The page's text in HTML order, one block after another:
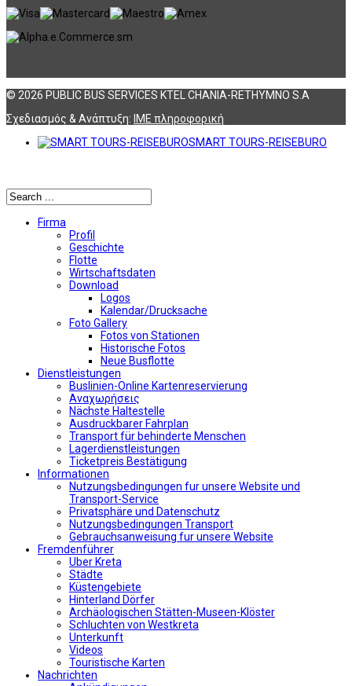
© 2026 PUBLIC BUS SERVICES KTEL CHANIA-RETHYMNO S.A
Σχεδιασμός & Ανάπτυξη: ΙΜΕ πληροφορική
SMART TOURS-REISEBURO
Firma
Profil
Geschichte
Flotte
Wirtschaftsdaten
Download
Logos
Kalendar/Drucksache
Foto Gallery
Fotos von Stationen
Historische Fotos
Neue Busflotte
Dienstleistungen
Buslinien-Online Kartenreservierung
Αναχωρήσεις
Nächste Haltestelle
Αusdruckbarer Fahrplan
Transport für behinderte Menschen
Lagerdienstleistungen
Ticketpreis Bestätigung
Informationen
Nutzungsbedingungen fur unsere Website und
Transport-Service
Privatsphäre und Datenschutz
Nutzungsbedingungen Transport
Gebrauchsanweisung fur unsere Website
Fremdenführer
Uber Kreta
Städte
Küstengebiete
Hinterland Dörfer
Archäologischen Stätten-Museen-Klöster
Schluchten von Westkreta
Unterkunft
Videos
Touristische Karten
Nachrichten